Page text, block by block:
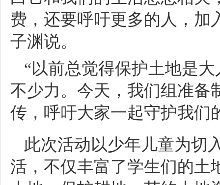
费，还要呼吁更多的人，加
子渊说。
“以前总觉得保护土地是
不少力。今天，我们组准备
传，呼吁大家一起守护我们
此次活动以少年儿童为切
活，不仅丰富了学生们的土